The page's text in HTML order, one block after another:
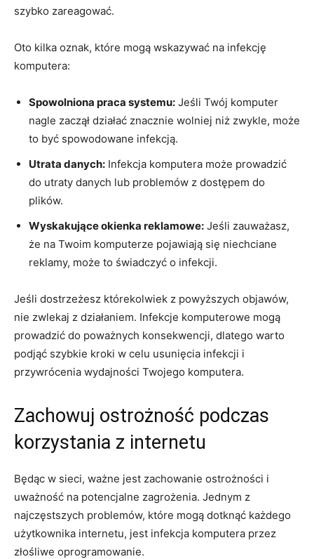
szybko zareagować.
Oto kilka oznak, które mogą wskazywać⁣ na infekcję
komputera:
Spowolniona praca systemu: Jeśli Twój komputer
nagle zaczął działać⁤ znacznie wolniej‍ niż zwykle, może
⁤to być spowodowane infekcją.
Utrata‍ danych: Infekcja komputera może prowadzić
do utraty danych lub problemów z dostępem do
‌plików.
Wyskakujące okienka reklamowe: Jeśli zauważasz,
że na​ Twoim ⁢komputerze pojawiają ⁣się niechciane⁣
reklamy, może to świadczyć o infekcji.
Jeśli dostrzeżesz którekolwiek z powyższych objawów, ​
nie zwlekaj z działaniem. Infekcje⁢ komputerowe​ mogą
prowadzić do poważnych konsekwencji, dlatego warto
podjąć szybkie kroki w celu usunięcia infekcji i
przywrócenia wydajności Twojego komputera.
Zachowuj ostrożność podczas
korzystania z internetu
Będąc w sieci, ważne jest zachowanie ostrożności i
uważność na potencjalne zagrożenia. Jednym z
najczęstszych problemów, które mogą dotknąć każdego
użytkownika internetu, jest infekcja komputera przez
złośliwe oprogramowanie.